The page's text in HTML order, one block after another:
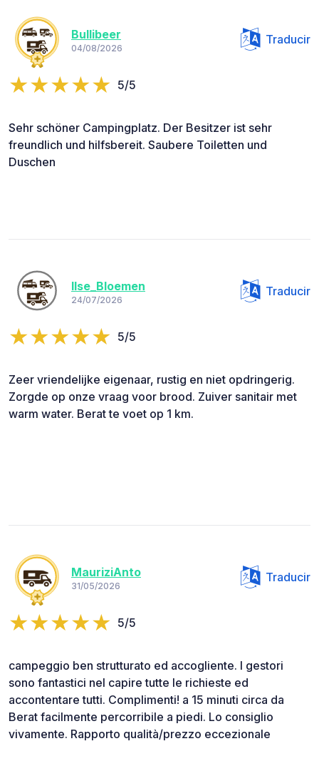
Bullibeer
04/08/2026
Traducir
5/5
Sehr schöner Campingplatz. Der Besitzer ist sehr
freundlich und hilfsbereit. Saubere Toiletten und
Duschen
Ilse_Bloemen
24/07/2026
Traducir
5/5
Zeer vriendelijke eigenaar, rustig en niet opdringerig.
Zorgde op onze vraag voor brood. Zuiver sanitair met
warm water. Berat te voet op 1 km.
MauriziAnto
31/05/2026
Traducir
5/5
campeggio ben strutturato ed accogliente. I gestori
sono fantastici nel capire tutte le richieste ed
accontentare tutti. Complimenti! a 15 minuti circa da
Berat facilmente percorribile a piedi. Lo consiglio
vivamente. Rapporto qualità/prezzo eccezionale